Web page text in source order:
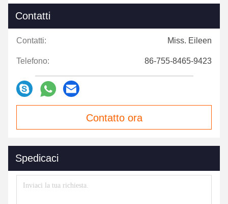
Contatti
Contatti: Miss. Eileen
Telefono: 86-755-8465-9423
Contatto ora
Spedicaci